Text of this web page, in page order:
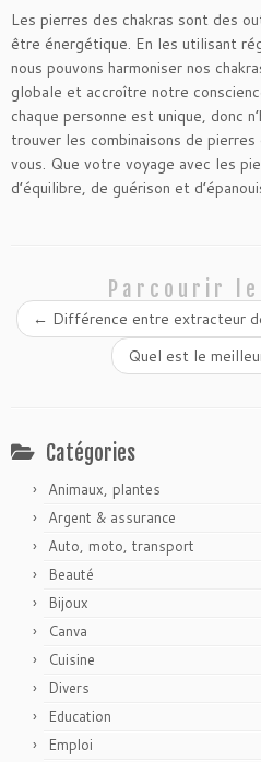
Les pierres des chakras sont des
être énergétique. En les utilisant
nous pouvons harmoniser nos
globale et accroître notre
chaque personne est unique, donc
trouver les combinaisons de
vous. Que votre voyage avec les
d’équilibre, de guérison et
Parcourir
← Différence entre extracteur
Quel est le
Catégories
Animaux, plantes
Argent & assurance
Auto, moto, transport
Beauté
Bijoux
Canva
Cuisine
Divers
Education
Emploi